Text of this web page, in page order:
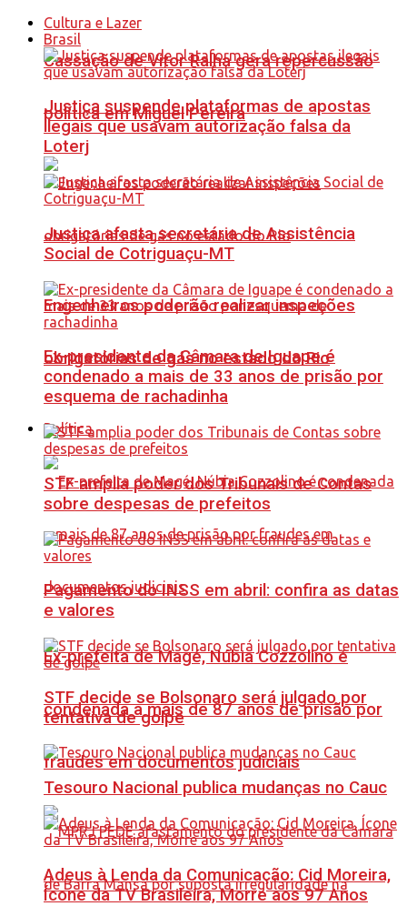
Cassação de Vitor Ralha gera repercussão
política em Miguel Pereira
Engenheiros poderão realizar inspeções
obrigatórias de gás no estado do Rio
Política
Ex-prefeita de Magé, Núbia Cozzolino é
condenada a mais de 87 anos de prisão por
fraudes em documentos judiciais
Cultura e Lazer
Brasil
Justiça suspende plataformas de apostas
ilegais que usavam autorização falsa da
Loterj
Justiça afasta secretária de Assistência
Social de Cotriguaçu-MT
Ex-presidente da Câmara de Iguape é
condenado a mais de 33 anos de prisão por
esquema de rachadinha
STF amplia poder dos Tribunais de Contas
sobre despesas de prefeitos
Pagamento do INSS em abril: confira as datas
e valores
STF decide se Bolsonaro será julgado por
tentativa de golpe
Tesouro Nacional publica mudanças no Cauc
Adeus à Lenda da Comunicação: Cid Moreira,
Ícone da TV Brasileira, Morre aos 97 Anos